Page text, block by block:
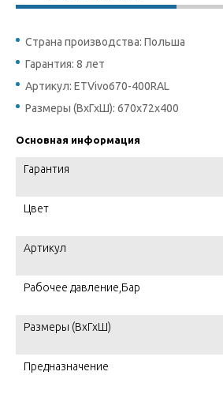
Страна производства: Польша
Гарантия: 8 лет
Артикул: ETVivo670-400RAL
Размеры (ВхГхШ): 670x72x400
Основная информация
Гарантия
Цвет
Артикул
Рабочее давление,Бар
Размеры (ВхГхШ)
Предназначение